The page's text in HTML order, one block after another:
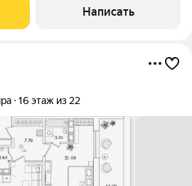
здесь хочется остаться
И КВАРТИРЫ:
Написать
16 этаж из 22